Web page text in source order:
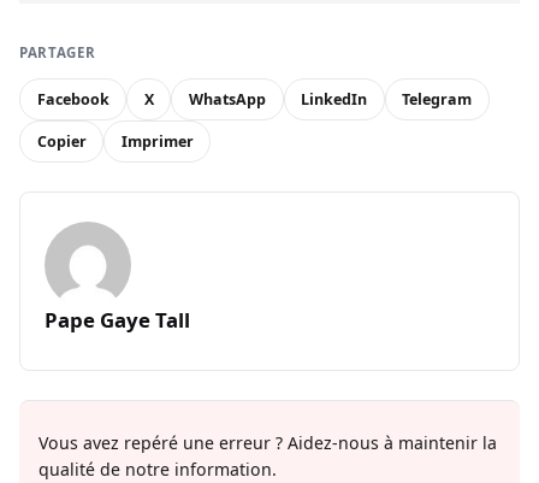
PARTAGER
Facebook X WhatsApp LinkedIn Telegram
Copier Imprimer
Pape Gaye Tall
Vous avez repéré une erreur ? Aidez-nous à maintenir la
qualité de notre information.